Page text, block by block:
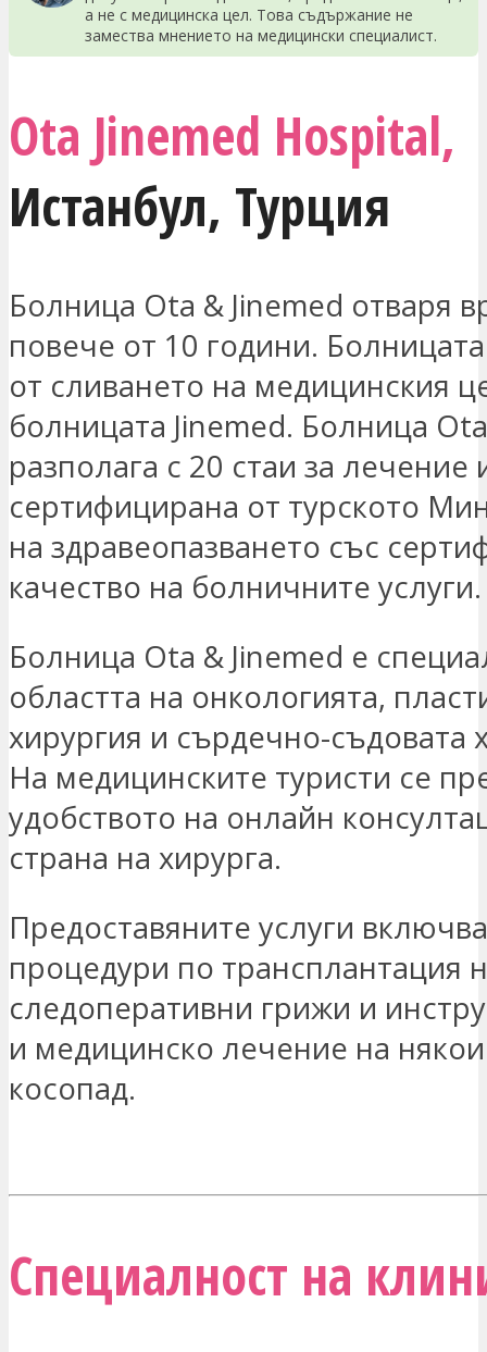
а не с медицинска цел. Това съдържание не
замества мнението на медицински специалист.
Ota Jinemed Hospital,
Истанбул, Турция
Болница Ota & Jinemed отваря
повече от 10 години.
от сливането на медицинския
болницата Jinemed. Болница
разполага с 20 стаи за лечение
сертифицирана от турското
на здравеопазването със
качество на болничните услуги.
Болница Ota & Jinemed е
областта на онкологията,
хирургия и сърдечно-съдовата
На медицинските туристи се
удобството на онлайн
страна на хирурга.
Предоставяните услуги
процедури по трансплантация
следоперативни грижи и
и медицинско лечение на
косопад.
Специалност на